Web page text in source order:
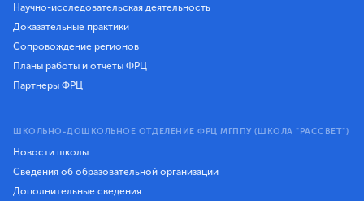
Научно-исследовательская деятельность
Доказательные практики
Сопровождение регионов
Планы работы и отчеты ФРЦ
Партнеры ФРЦ
ШКОЛЬНО-ДОШКОЛЬНОЕ ОТДЕЛЕНИЕ ФРЦ МГППУ (ШКОЛА "РАССВЕТ")
Новости школы
Сведения об образовательной организации
Дополнительные сведения